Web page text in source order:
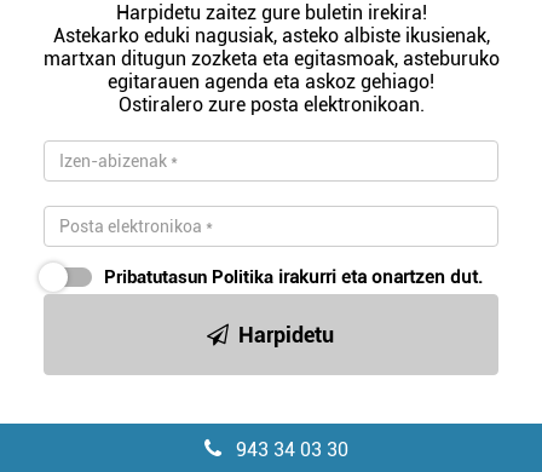
Harpidetu zaitez gure buletin irekira!
Astekarko eduki nagusiak, asteko albiste ikusienak,
martxan ditugun zozketa eta egitasmoak, asteburuko
egitarauen agenda eta askoz gehiago!
Ostiralero zure posta elektronikoan.
Pribatutasun Politika irakurri eta onartzen dut.
Harpidetu
943 34 03 30